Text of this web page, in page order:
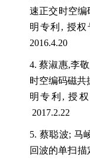
速正交时空编
明专利 , 授权
2016.4.20
4.蔡淑惠,李敬
时空编码磁共
明专利 ,授权
2017.2.22
5. 蔡聪波; 马
回波的单扫描